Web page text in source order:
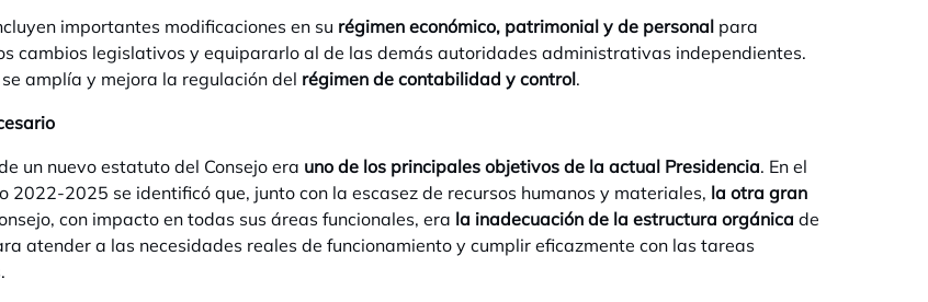
importantes modificaciones en su régimen económico, patrimonial y de personal para
cambios legislativos y equipararlo al de las demás autoridades administrativas independientes.
amplía y mejora la regulación del régimen de contabilidad y control.
un nuevo estatuto del Consejo era uno de los principales objetivos de la actual Presidencia. En el
2022-2025 se identificó que, junto con la escasez de recursos humanos y materiales, la otra gran
con impacto en todas sus áreas funcionales, era la inadecuación de la estructura orgánica de
atender a las necesidades reales de funcionamiento y cumplir eficazmente con las tareas